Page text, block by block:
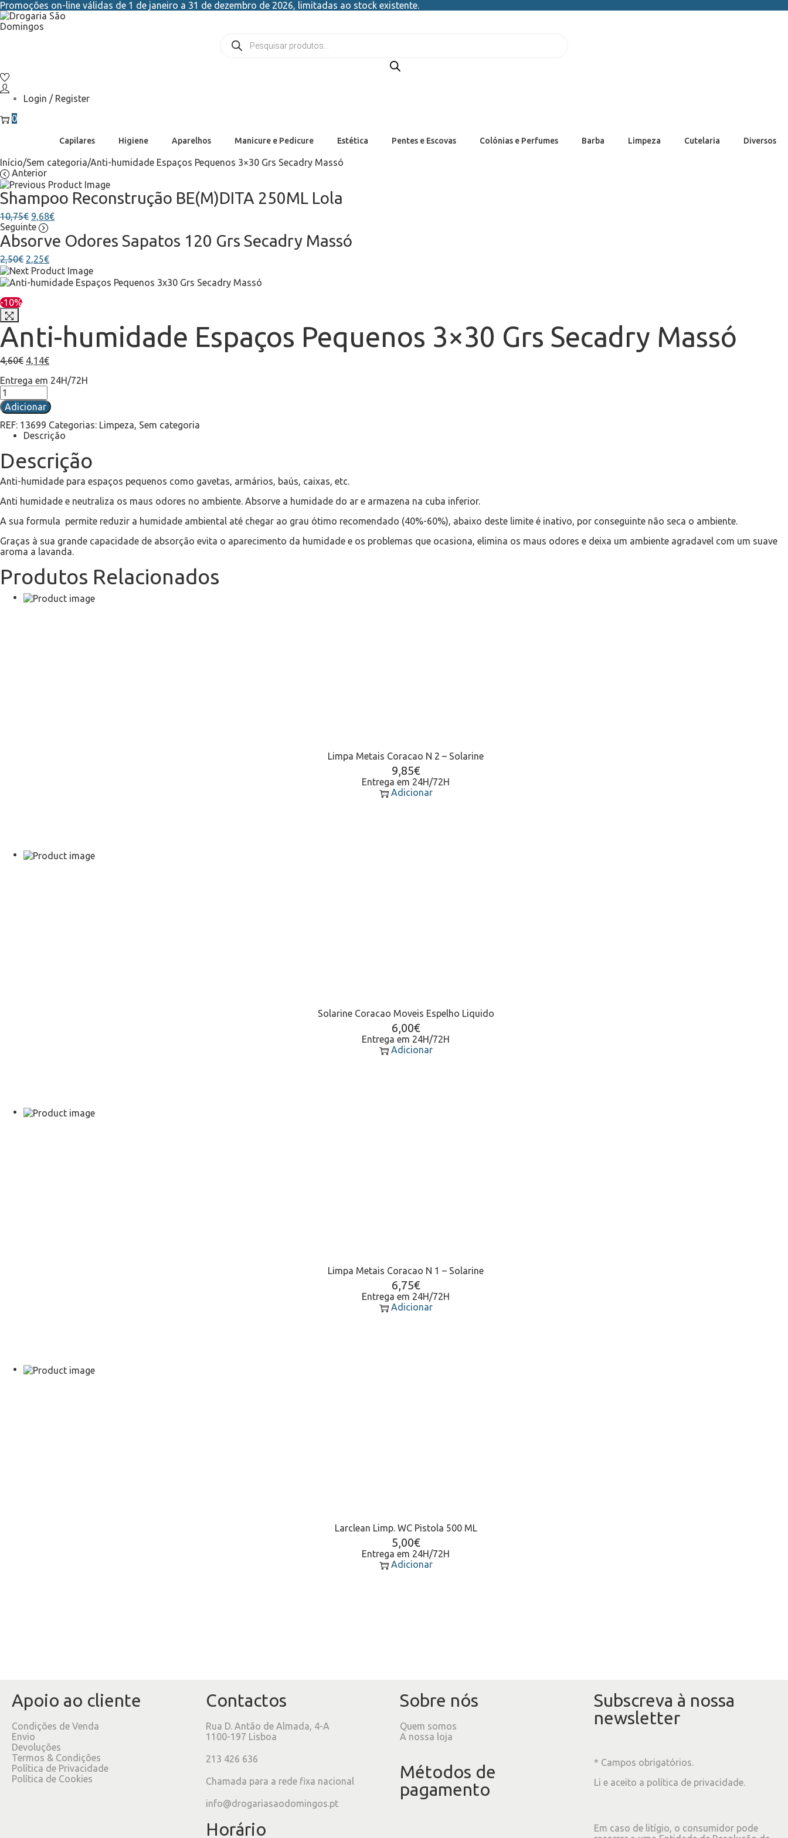
Promoções on-line válidas de 1 de janeiro a 31 de dezembro de 2026, limitadas ao stock existente.
Login / Register
0
Capilares Higiene Aparelhos Manicure e Pedicure Estética Pentes e Escovas Colónias e Perfumes Barba Limpeza Cutelaria Diversos
Início/Sem categoria/Anti-humidade Espaços Pequenos 3×30 Grs Secadry Massó
Anterior
Shampoo Reconstrução BE(M)DITA 250ML Lola
10,75€ 9,68€
Seguinte
Absorve Odores Sapatos 120 Grs Secadry Massó
2,50€ 2,25€
-10%
Anti-humidade Espaços Pequenos 3×30 Grs Secadry Massó
4,60€ 4,14€
Entrega em 24H/72H
Adicionar
REF: 13699 Categorias: Limpeza, Sem categoria
Descrição
Descrição
Anti-humidade para espaços pequenos como gavetas, armários, baús, caixas, etc.
Anti humidade e neutraliza os maus odores no ambiente. Absorve a humidade do ar e armazena na cuba inferior.
A sua formula permite reduzir a humidade ambiental até chegar ao grau ótimo recomendado (40%-60%), abaixo deste limite é inativo, por conseguinte não seca o ambiente.
Graças à sua grande capacidade de absorção evita o aparecimento da humidade e os problemas que ocasiona, elimina os maus odores e deixa um ambiente agradavel com um suave
aroma a lavanda.
Produtos Relacionados
Limpa Metais Coracao N 2 – Solarine
9,85€
Entrega em 24H/72H
Adicionar
Solarine Coracao Moveis Espelho Liquido
6,00€
Entrega em 24H/72H
Adicionar
Limpa Metais Coracao N 1 – Solarine
6,75€
Entrega em 24H/72H
Adicionar
Larclean Limp. WC Pistola 500 ML
5,00€
Entrega em 24H/72H
Adicionar
Apoio ao cliente
Condições de Venda
Envio
Devoluções
Termos & Condições
Política de Privacidade
Política de Cookies
Contactos
Rua D. Antão de Almada, 4-A
1100-197 Lisboa
213 426 636
Chamada para a rede fixa nacional
info@drogariasaodomingos.pt
Horário
Sobre nós
Quem somos
A nossa loja
Métodos de
pagamento
Subscreva à nossa
newsletter
* Campos obrigatórios.
Li e aceito a política de privacidade.
Em caso de litígio, o consumidor pode